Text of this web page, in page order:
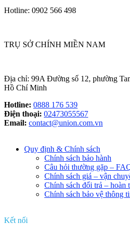
Hotline: 0902 566 498
TRỤ SỞ CHÍNH MIỀN NAM
Địa chỉ: 99A Đường số 12, phường
Hồ Chí Minh
Hotline: 0888 176 539
Điện thoại: 02473055567
Email: contact@union.com.vn
Quy định & Chính sách
Chính sách bảo hành
Câu hỏi thường gặp –
Chính sách giá – vận
Chính sách đổi trả – hoàn
Chính sách bảo vệ thông
Kết nối